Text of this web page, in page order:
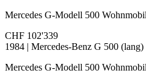
Mercedes G-Modell 500 Wohnmobil
CHF 102'339
1984 | Mercedes-Benz G 500 (lang)
Mercedes G-Modell 500 Wohnmobil